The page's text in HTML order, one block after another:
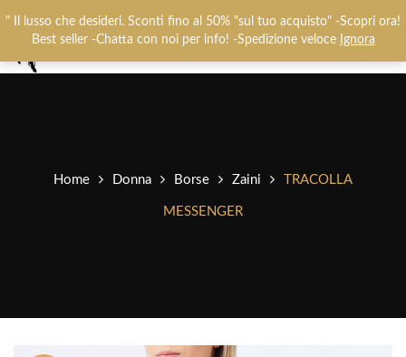
" Il lusso che desideri. Sconti fino al 50% "sul tuo acquisto" -Scopri ora!
Best seller -Chatta con noi per info! -Spedizione veloce Ignora
0
Home Donna Borse Zaini TRACOLLA
MESSENGER